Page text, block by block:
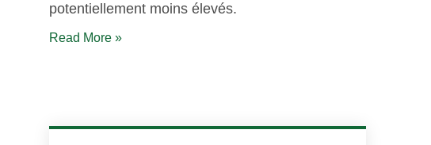
potentiellement moins élevés.
Read More »